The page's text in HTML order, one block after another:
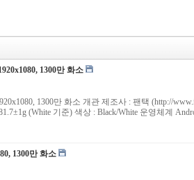
1300만 화소
1300만 화소 개관 제조사 : 팬택 (http://
(White 기준) 색상 : Black/White 운영체계
1300만 화소